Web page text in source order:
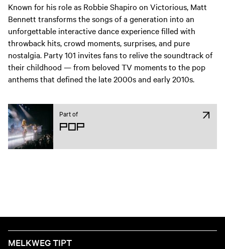
Known for his role as Robbie Shapiro on Victorious, Matt
Bennett transforms the songs of a generation into an
unforgettable interactive dance experience filled with
throwback hits, crowd moments, surprises, and pure
nostalgia. Party 101 invites fans to relive the soundtrack of
their childhood — from beloved TV moments to the pop
anthems that defined the late 2000s and early 2010s.
Part of
Pop
MELKWEG TIPT